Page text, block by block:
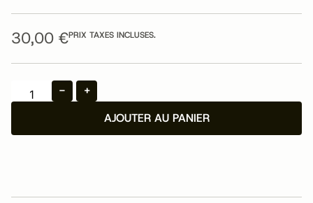
30,00 €PRIX TAXES INCLUSES.
-
+
AJOUTER AU PANIER